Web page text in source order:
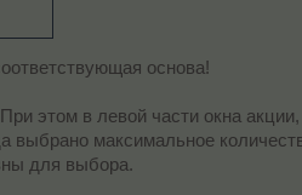
основа!
этом в левой части окна
выбрано максимальное
для выбора.